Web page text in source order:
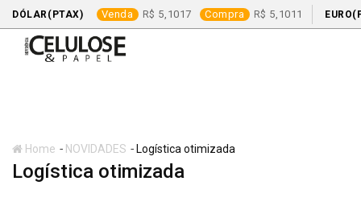
DÓLAR(PTAX) Venda 5,1017 Compra 5,1011
Home - NOVIDADES - Logística otimizada
Logística otimizada